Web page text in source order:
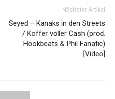
Nächster Artikel
Seyed – Kanaks in den Streets
/ Koffer voller Cash (prod.
Hookbeats & Phil Fanatic)
[Video]